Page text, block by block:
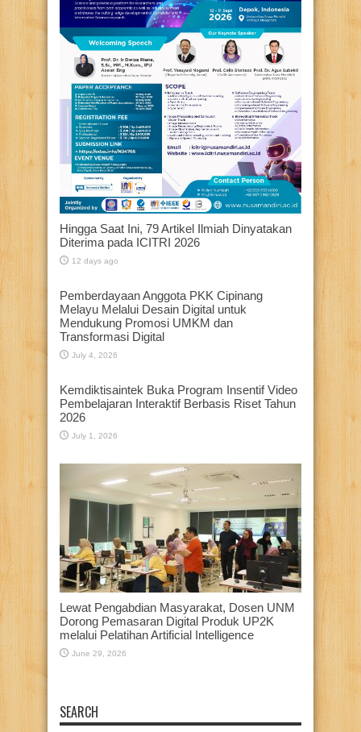
Hingga Saat Ini, 79 Artikel Ilmiah Dinyatakan
Diterima pada ICITRI 2026
12 days ago
Pemberdayaan Anggota PKK Cipinang
Melayu Melalui Desain Digital untuk
Mendukung Promosi UMKM dan
Transformasi Digital
July 4, 2026
Kemdiktisaintek Buka Program Insentif Video
Pembelajaran Interaktif Berbasis Riset Tahun
2026
July 1, 2026
Lewat Pengabdian Masyarakat, Dosen UNM
Dorong Pemasaran Digital Produk UP2K
melalui Pelatihan Artificial Intelligence
June 29, 2026
SEARCH